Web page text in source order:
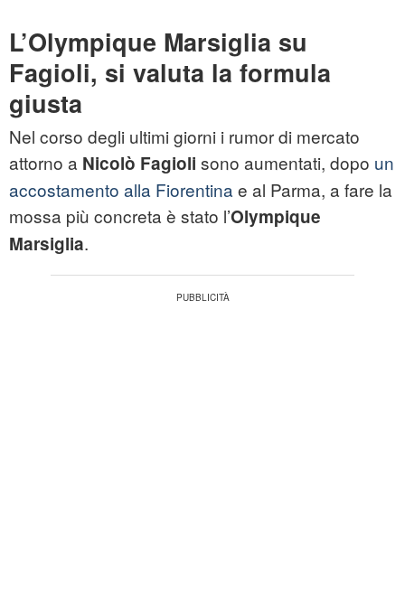
L’Olympique Marsiglia su
Fagioli, si valuta la formula
giusta
Nel corso degli ultimi giorni i rumor di mercato
attorno a Nicolò Fagioli sono aumentati, dopo un
accostamento alla Fiorentina e al Parma, a fare la
mossa più concreta è stato l’Olympique
Marsiglia.